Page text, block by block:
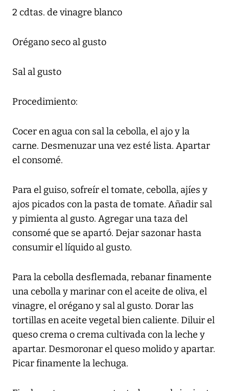
2 cdtas. de vinagre blanco
Orégano seco al gusto
Sal al gusto
Procedimiento:
Cocer en agua con sal la cebolla, el ajo y la
carne. Desmenuzar una vez esté lista. Apartar
el consomé.
Para el guiso, sofreír el tomate, cebolla, ajíes y
ajos picados con la pasta de tomate. Añadir sal
y pimienta al gusto. Agregar una taza del
consomé que se apartó. Dejar sazonar hasta
consumir el líquido al gusto.
Para la cebolla desflemada, rebanar finamente
una cebolla y marinar con el aceite de oliva, el
vinagre, el orégano y sal al gusto. Dorar las
tortillas en aceite vegetal bien caliente. Diluir el
queso crema o crema cultivada con la leche y
apartar. Desmoronar el queso molido y apartar.
Picar finamente la lechuga.